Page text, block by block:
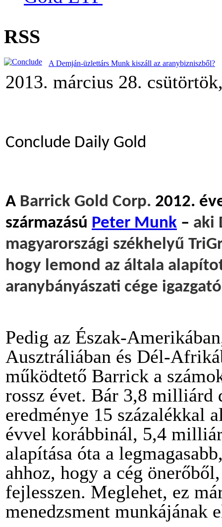
RSS
A Demján-üzlettárs Munk kiszáll az aranybizniszből?
2013. március 28.
Conclude Daily Gold
A Barrick Gold Corp. 2012.
származású Peter Munk – aki
magyarországi székhelyű
hogy lemond az általa
aranybányászati cége
Pedig az Észak-
Ausztráliában és Dél-
működtető Barrick a
rossz évet. Bár 3,8 milliárd
eredménye 15 százalékkal
évvel korábbinál, 5,4
alapítása óta a
ahhoz, hogy a cég
fejlesszen. Meglehet, ez
menedzsment munkájának